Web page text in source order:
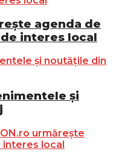
agenda de
interes local
și